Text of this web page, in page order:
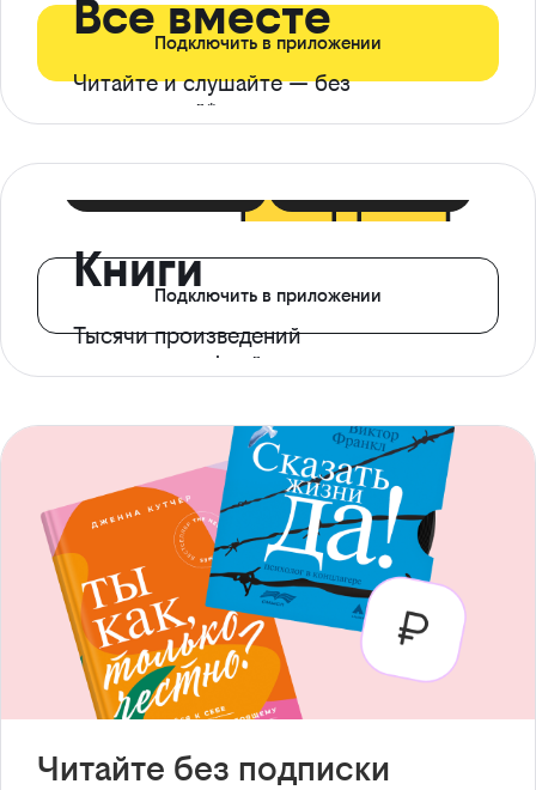
Все вместе
Читайте и слушайте — без
ограничений*
Подключить в приложении
Книги
Тысячи произведений
с доступом офлайн
Подключить в приложении
Читайте без подписки